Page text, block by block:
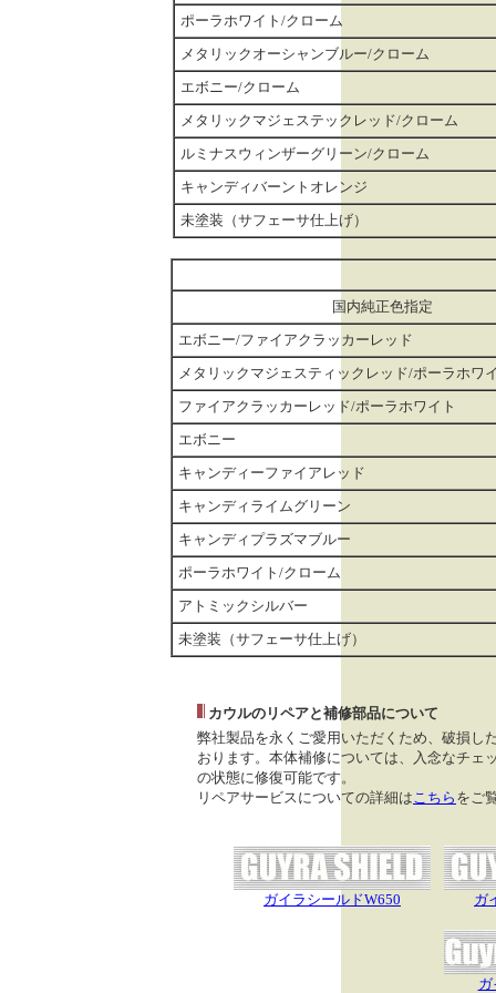
ポーラホワイト/クローム
メタリックオーシャンブルー/クローム
エボニー/クローム
メタリックマジェステックレッド/クローム
ルミナスウィンザーグリーン/クローム
キャンディバーントオレンジ
未塗装（サフェーサ仕上げ）
国内純正色指定
エボニー/ファイアクラッカーレッド
メタリックマジェスティックレッド/ポーラホワ
ファイアクラッカーレッド/ポーラホワイト
エボニー
キャンディーファイアレッド
キャンディライムグリーン
キャンディプラズマブルー
ポーラホワイト/クローム
アトミックシルバー
未塗装（サフェーサ仕上げ）
カウルのリペアと補修部品について
弊社製品を永くご愛用いただくため、破損し
おります。本体補修については、入念なチェ
の状態に修復可能です。
リペアサービスについての詳細はこちら をご
ガイラシールドW650 ガ